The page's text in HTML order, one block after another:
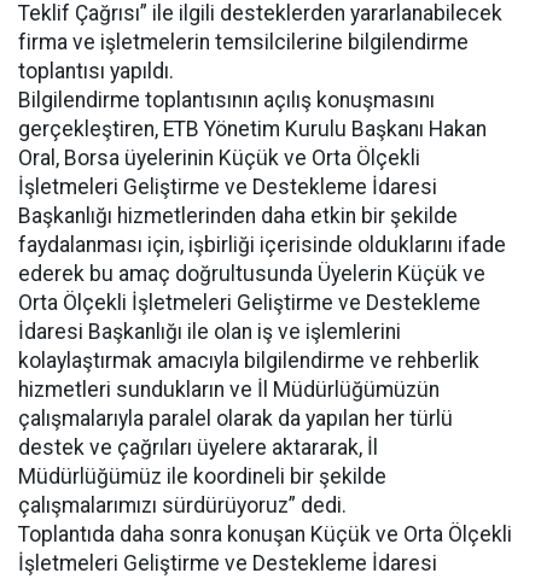
Teklif Çağrısı” ile ilgili desteklerden yararlanabilecek
firma ve işletmelerin temsilcilerine bilgilendirme
toplantısı yapıldı.
Bilgilendirme toplantısının açılış konuşmasını
gerçekleştiren, ETB Yönetim Kurulu Başkanı Hakan
Oral, Borsa üyelerinin Küçük ve Orta Ölçekli
İşletmeleri Geliştirme ve Destekleme İdaresi
Başkanlığı hizmetlerinden daha etkin bir şekilde
faydalanması için, işbirliği içerisinde olduklarını ifade
ederek bu amaç doğrultusunda Üyelerin Küçük ve
Orta Ölçekli İşletmeleri Geliştirme ve Destekleme
İdaresi Başkanlığı ile olan iş ve işlemlerini
kolaylaştırmak amacıyla bilgilendirme ve rehberlik
hizmetleri sundukların ve İl Müdürlüğümüzün
çalışmalarıyla paralel olarak da yapılan her türlü
destek ve çağrıları üyelere aktararak, İl
Müdürlüğümüz ile koordineli bir şekilde
çalışmalarımızı sürdürüyoruz” dedi.
Toplantıda daha sonra konuşan Küçük ve Orta Ölçekli
İşletmeleri Geliştirme ve Destekleme İdaresi